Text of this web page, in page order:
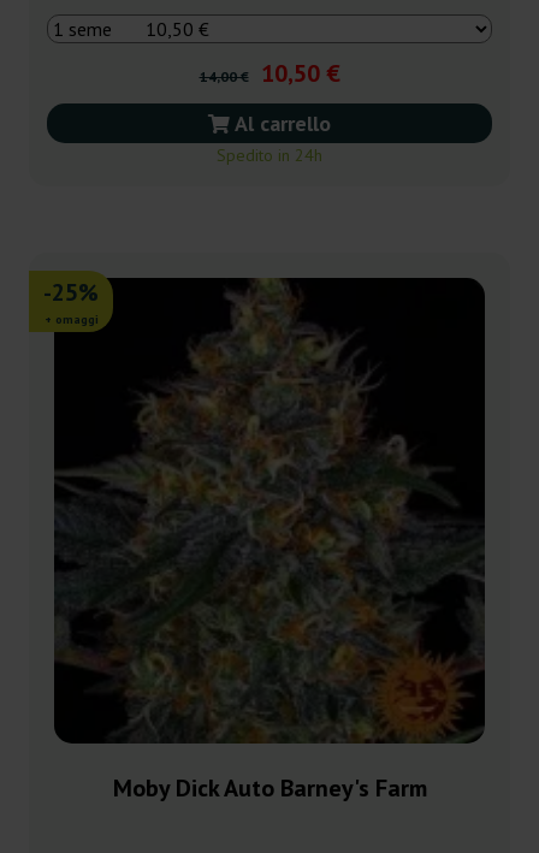
14,00 € 10,50 €
Al carrello
Spedito in 24h
-25%
+ omaggi
Moby Dick Auto Barney's Farm